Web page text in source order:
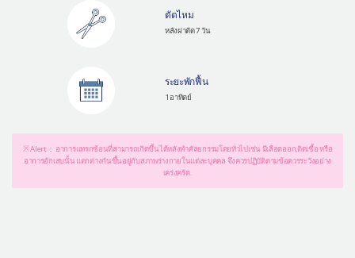
ตัดไหม
หลังผ่าตัด 7 วัน
ระยะพักฟื้น
1 อาทิตย์
※ Alert： อาการแทรกซ้อนที่สามารถเกิดขึ้นได้หลังทำศัลยกรรมโดยทั่วไปเช่น มีเลือดออก,ติดเชื้อ หรือ
อาการอักเสบนั้น แตกต่างกันขึ้นอยู่กับสภาพร่างกายในแต่ละบุคคล จึงควรปฏิบัติตามข้อควรระวังอย่าง
เคร่งครัด.